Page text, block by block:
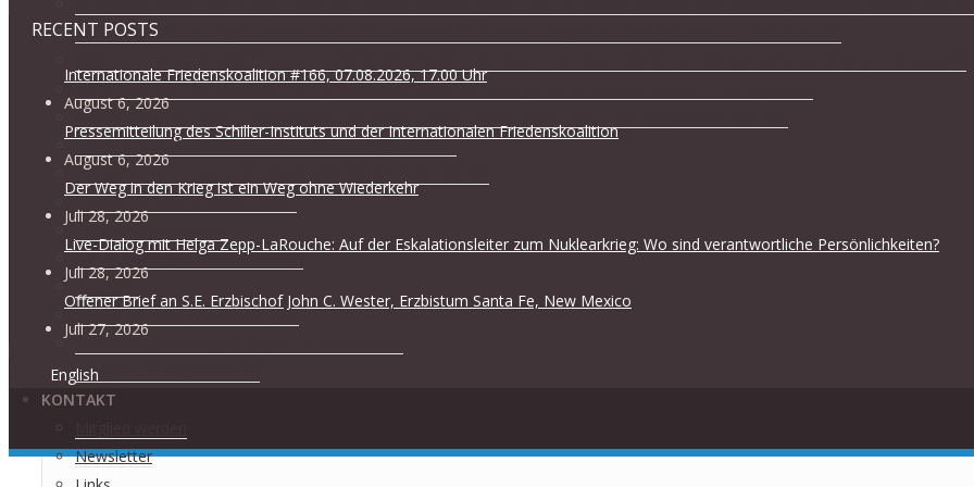
Die klassischen Prinzipien wieder zum Leben erwecken auf der Grundlage von Schillers Gedicht „Die Künstler“
Aufruf zu einer internationalen Dringlichkeitskonferenz zur Reorganisation des bankrotten Finanzsystems
Offener Brief an Papst Franziskus von politischen und zivilgesellschaftlichen Führungspersönlichkeiten
Für eine neue Sicherheits- und Entwicklungsarchitektur
Ein Aufruf zur Freigabe der Gelder des afghanischen Volkes
Lyndon LaRouche rehabilitieren
LaRouches 4 Gesetze
Für eine Weltgesundheitssystem
P5-Gipfel
Resolution zum Beethoven-Jahr
Stoppt die Machtergreifung der Zentralbanken!
Coincidentia-Oppositorum
KONTAKT
Newsletter
RECENT POSTS
Internationale Friedenskoalition #166, 07.08.2026, 17.00 Uhr
August 6, 2026
Pressemitteilung des Schiller-Instituts und der Internationalen Friedenskoalition
August 6, 2026
Der Weg in den Krieg ist ein Weg ohne Wiederkehr
Juli 28, 2026
Live-Dialog mit Helga Zepp-LaRouche: Auf der Eskalationsleiter zum Nuklearkrieg: Wo sind verantwortliche Persönlichkeiten?
Juli 28, 2026
Offener Brief an S.E. Erzbischof John C. Wester, Erzbistum Santa Fe, New Mexico
Juli 27, 2026
English